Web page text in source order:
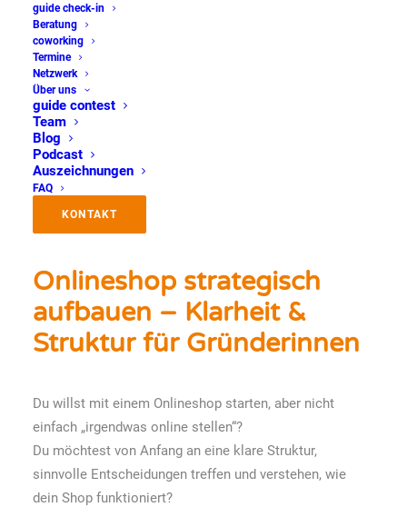
guide check-in
Beratung
coworking
Termine
Netzwerk
Über uns
guide contest
Team
Blog
Podcast
Auszeichnungen
FAQ
KONTAKT
Onlineshop strategisch
aufbauen – Klarheit &
Struktur für Gründerinnen
Du willst mit einem Onlineshop starten, aber nicht
einfach „irgendwas online stellen“?
Du möchtest von Anfang an eine klare Struktur,
sinnvolle Entscheidungen treffen und verstehen, wie
dein Shop funktioniert?